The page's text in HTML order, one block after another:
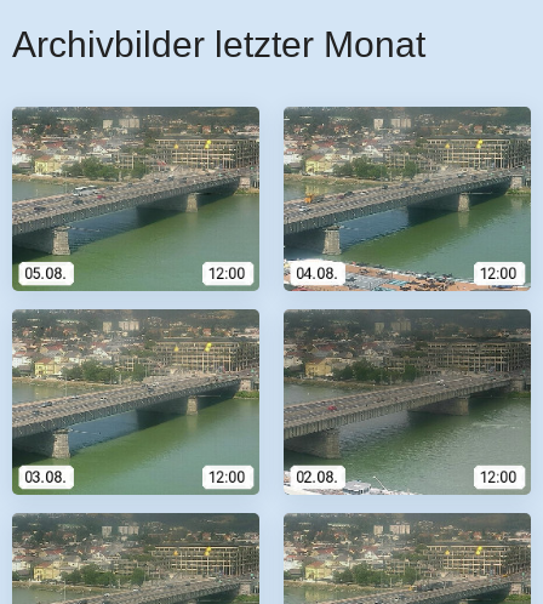
Archivbilder letzter Monat